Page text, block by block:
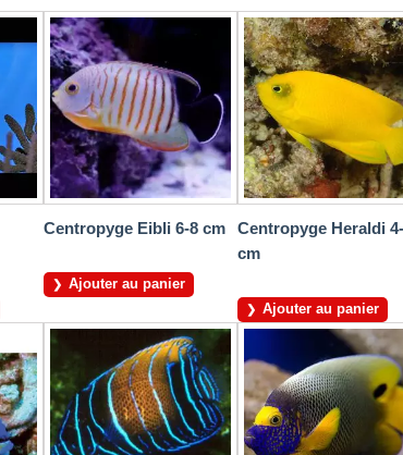
Centropyge Eibli 6-8 cm
Ajouter au panier
Centropyge Heraldi
cm
Ajouter au panier